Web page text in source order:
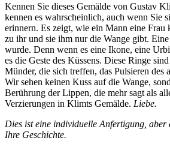
Kennen Sie dieses Gemälde von Gustav
kennen es wahrscheinlich, auch wenn Sie
erinnern. Es zeigt, wie ein Mann eine Frau
zu ihr und sie ihm nur die Wange gibt.
wurde. Denn wenn es eine Ikone, eine
es die Geste des Küssens. Diese Ringe
Münder, die sich treffen, das Pulsieren des
Wir sehen keinen Kuss auf die Wange,
Berührung der Lippen, die mehr sagt als
Verzierungen in Klimts Gemälde. Liebe.
Dies ist eine individuelle Anfertigung,
Ihre Geschichte.